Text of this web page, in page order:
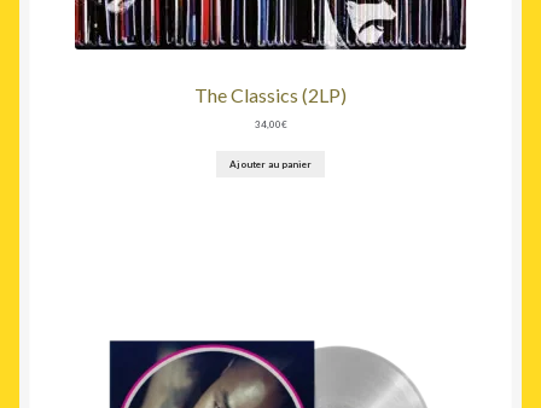
The Classics (2LP)
34,00€
Ajouter au panier